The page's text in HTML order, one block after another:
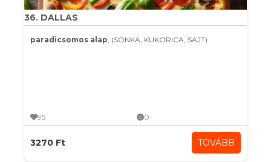
36. DALLAS
paradicsomos alap, (SONKA, KUKORICA, SAJT)
95 0
3270 Ft TOVÁBB